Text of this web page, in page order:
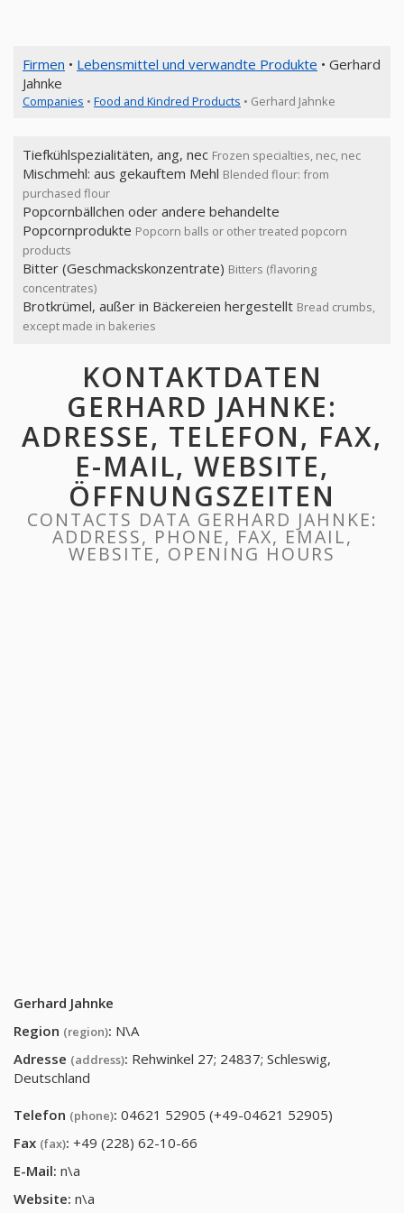
Firmen • Lebensmittel und verwandte Produkte • Gerhard
Jahnke
Companies • Food and Kindred Products • Gerhard Jahnke
Tiefkühlspezialitäten, ang, nec Frozen specialties, nec, nec
Mischmehl: aus gekauftem Mehl Blended flour: from
purchased flour
Popcornbällchen oder andere behandelte
Popcornprodukte Popcorn balls or other treated popcorn
products
Bitter (Geschmackskonzentrate) Bitters (flavoring
concentrates)
Brotkrümel, außer in Bäckereien hergestellt Bread crumbs,
except made in bakeries
KONTAKTDATEN
GERHARD JAHNKE:
ADRESSE, TELEFON, FAX,
E-MAIL, WEBSITE,
ÖFFNUNGSZEITEN
CONTACTS DATA GERHARD JAHNKE:
ADDRESS, PHONE, FAX, EMAIL,
WEBSITE, OPENING HOURS
Gerhard Jahnke
Region (region): N\A
Adresse (address): Rehwinkel 27; 24837; Schleswig,
Deutschland
Telefon (phone): 04621 52905 (+49-04621 52905)
Fax (fax): +49 (228) 62-10-66
E-Mail: n\a
Website: n\a